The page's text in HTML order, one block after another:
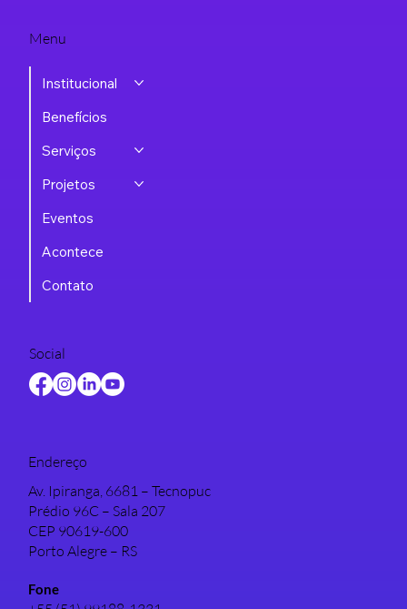
Menu
Institucional
Benefícios
Serviços
Projetos
Eventos
Acontece
Contato
Social
Endereço
Av. Ipiranga, 6681 – Tecnopuc
Prédio 96C – Sala 207
CEP 90619-600
Porto Alegre – RS
Fone